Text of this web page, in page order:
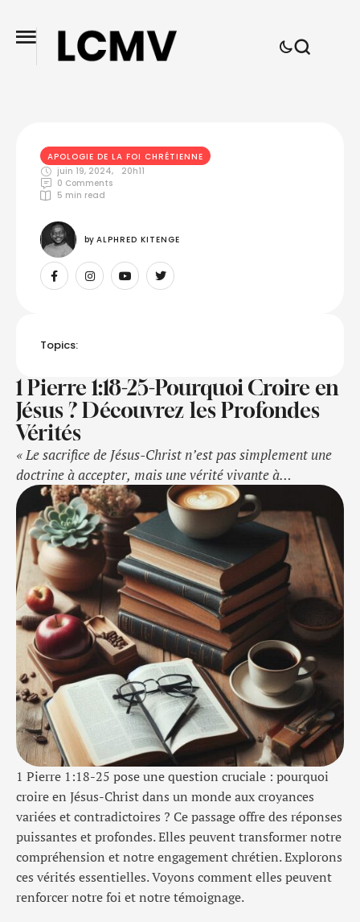
APOLOGIE DE LA FOI CHRÉTIENNE
juin 19, 2024,
20h11
0 Comments
5 min read
by ALPHRED KITENGE
Topics:
1 Pierre 1:18-25-Pourquoi Croire en
Jésus ? Découvrez les Profondes
Vérités
« Le sacrifice de Jésus-Christ n’est pas simplement une
doctrine à accepter, mais une vérité vivante à
expérimenter, qui transforme et donne un sens éternel à
notre vie. »
1 Pierre 1:18-25 pose une question cruciale : pourquoi
croire en Jésus-Christ dans un monde aux croyances
variées et contradictoires ? Ce passage offre des réponses
puissantes et profondes. Elles peuvent transformer notre
compréhension et notre engagement chrétien. Explorons
ces vérités essentielles. Voyons comment elles peuvent
renforcer notre foi et notre témoignage.